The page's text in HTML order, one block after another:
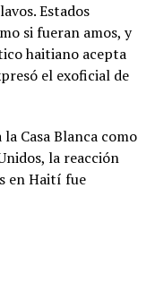
Estados
si fueran amos, y
haitiano acepta
el exoficial de
Casa Blanca como
la reacción
en Haití fue